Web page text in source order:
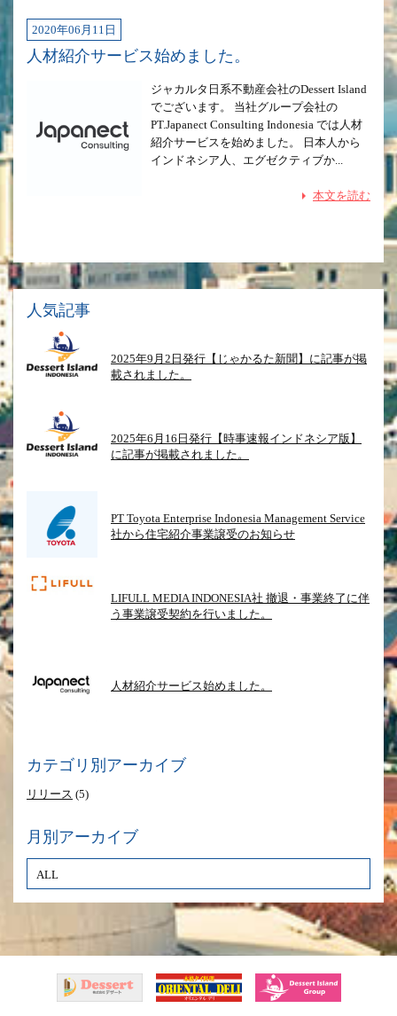
2020年06月11日
人材紹介サービス始めました。
ジャカルタ日系不動産会社のDessert Island
でございます。 当社グループ会社の
PT.Japanect Consulting Indonesia では人材
紹介サービスを始めました。 日本人から
インドネシア人、エグゼクティブか...
本文を読む
人気記事
2025年9月2日発行【じゃかるた新聞】に記事が掲
載されました。
2025年6月16日発行【時事速報インドネシア版】
に記事が掲載されました。
PT Toyota Enterprise Indonesia Management Service
社から住宅紹介事業譲受のお知らせ
LIFULL MEDIA INDONESIA社 撤退・事業終了に伴
う事業譲受契約を行いました。
人材紹介サービス始めました。
カテゴリ別アーカイブ
リリース (5)
月別アーカイブ